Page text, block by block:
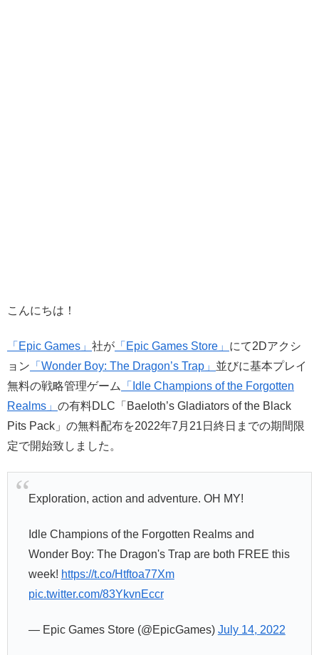
こんにちは！
「Epic Games」 社が 「Epic Games Store」 にて2Dアクシ
ョン 「Wonder Boy: The Dragon’s Trap」 並びに基本プレイ
無料の戦略管理ゲーム
「Idle Champions of the Forgotten
Realms」 の有料DLC「Baeloth’s Gladiators of the Black
Pits Pack」の無料配布を2022年7月21日終日までの期間限
定で開始致しました。
Exploration, action and adventure. OH MY!
Idle Champions of the Forgotten Realms and
Wonder Boy: The Dragon's Trap are both FREE this
week! https://t.co/Htftoa77Xm
pic.twitter.com/83YkvnEccr
— Epic Games Store (@EpicGames) July 14, 2022